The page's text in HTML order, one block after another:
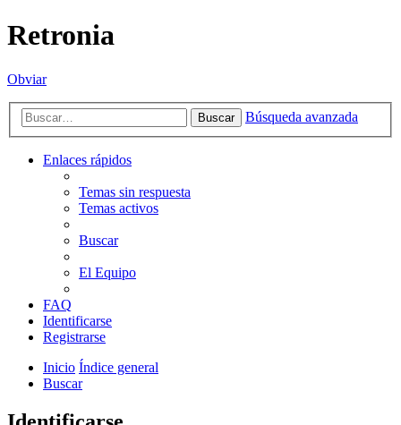
Retronia
Obviar
Buscar Búsqueda avanzada
Enlaces rápidos
Temas sin respuesta
Temas activos
Buscar
El Equipo
FAQ
Identificarse
Registrarse
Inicio Índice general
Buscar